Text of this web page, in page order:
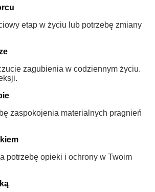
etap w życiu lub potrzebę zmiany
zagubienia w codziennym życiu.
zaspokojenia materialnych pragnień
potrzebę opieki i ochrony w Twoim